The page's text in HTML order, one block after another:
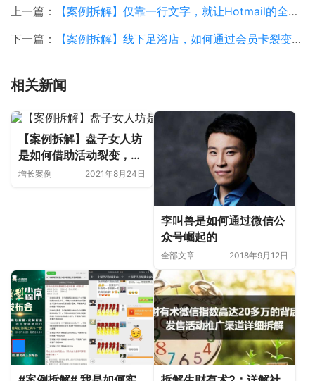
上一篇：
【案例拆解】仅靠一行文字，就让Hotmail的全球用户总量达到了惊人的1200万人
下一篇：
【案例拆解】线下足浴店，如何通过会员卡裂变900人，从而实现盈利？
相关新闻
【案例拆解】盘子女人坊
是如何借助活动裂变，3
天拿到5972目标客户电
增长案例 2021年8月24日
李叫兽是如何通过微信公
众号崛起的
全部文章 2018年9月12日